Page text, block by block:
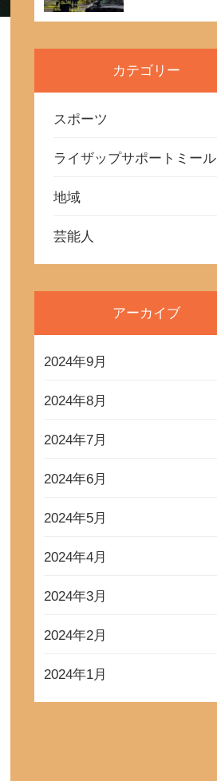
カテゴリー
スポーツ
ライザップサポートミール
地域
芸能人
アーカイブ
2024年9月
2024年8月
2024年7月
2024年6月
2024年5月
2024年4月
2024年3月
2024年2月
2024年1月